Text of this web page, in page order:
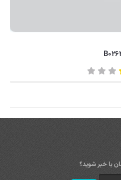
با خبر شوید؟